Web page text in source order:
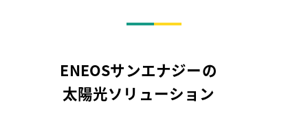
ENEOSサンエナジーの
太陽光ソリューション